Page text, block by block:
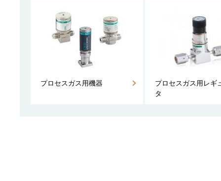
プロセスガス用機器
プロセスガス用レギ
タ